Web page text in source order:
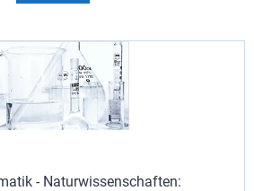
- Naturwissenschaften: